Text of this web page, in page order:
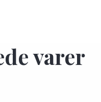
varer